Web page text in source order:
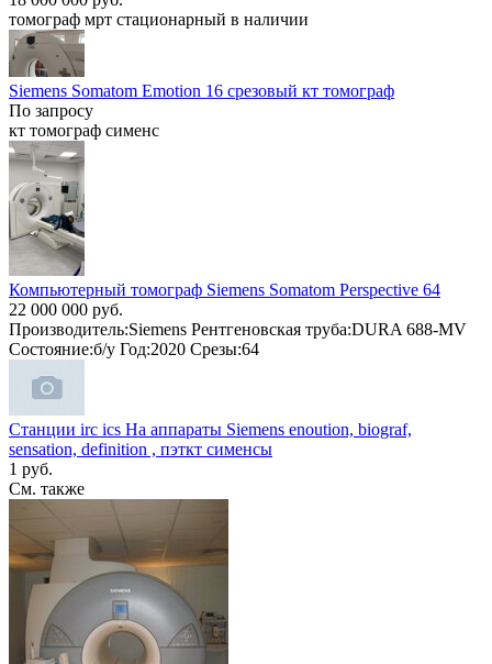
томограф мрт стационарный в наличии
Siemens Somatom Emotion 16 срезовый кт томограф
По запросу
кт томограф сименс
Компьютерный томограф Siemens Somatom Perspective 64
22 000 000 руб.
Производитель:Siemens Рентгеновская труба:DURA 688-MV
Состояние:б/у Год:2020 Срезы:64
Станции irc ics На аппараты Siemens enoution, biograf,
sensation, definition , пэткт сименсы
1 руб.
См. также